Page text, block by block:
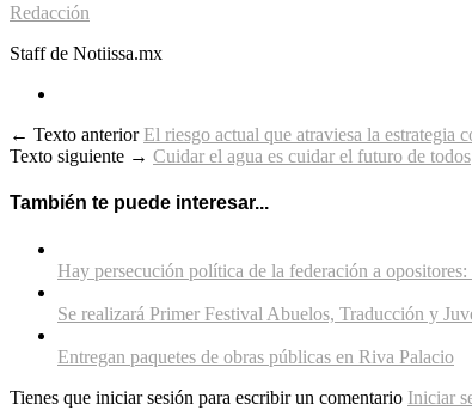
Redacción
Staff de Notiissa.mx
← Texto anteriorEl riesgo actual que atraviesa la estrategia
Texto siguiente → Cuidar el agua es cuidar el futuro de todos
También te puede interesar...
Hay persecución política de la federación a opositores:
Se realizará Primer Festival Abuelos, Traducción y
Entregan paquetes de obras públicas en Riva Palacio
Tienes que iniciar sesión para escribir un comentario Iniciar